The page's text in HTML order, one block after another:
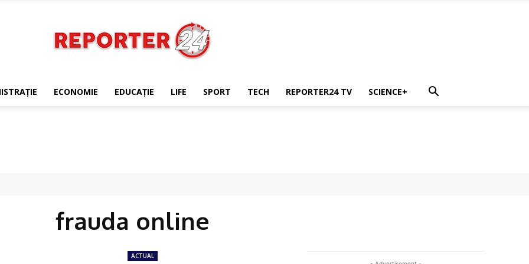
ECONOMIE EDUCAŢIE LIFE SPORT TECH REPORTER24 TV SCIENCE+
frauda online
ACTUAL